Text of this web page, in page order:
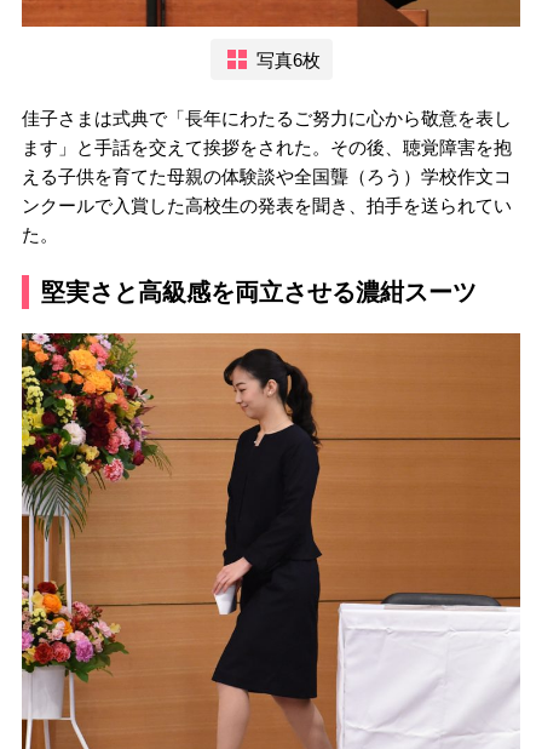
写真6枚
佳子さまは式典で「長年にわたるご努力に心から敬意を表し
ます」と手話を交えて挨拶をされた。その後、聴覚障害を抱
える子供を育てた母親の体験談や全国聾（ろう）学校作文コ
ンクールで入賞した高校生の発表を聞き、拍手を送られてい
た。
堅実さと高級感を両立させる濃紺スーツ